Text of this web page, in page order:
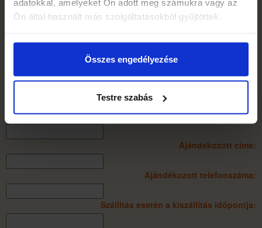
adatokkal, amelyeket Ön adott meg számukra vagy az
Ön által használt más szolgáltatásokból gyűjtöttek.
Összes engedélyezése
Testre szabás
Megrendelő telefonszáma:
Megrendelő e-mail címe:
Ajándékozott neve:
Ajándékozott címe:
Ajándékozott telefonszáma:
Szállítás esetén a kiszállítás időpontja: